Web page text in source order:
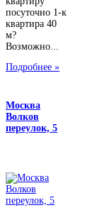
посуточно 1-к
квартира 40
м?
Возможно...
Подробнее »
Москва
Волков
переулок, 5